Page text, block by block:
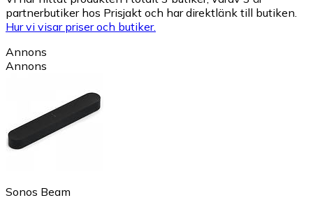
partnerbutiker hos Prisjakt och har direktlänk till butiken.
Hur vi visar priser och butiker.
Annons
Annons
Sonos Beam